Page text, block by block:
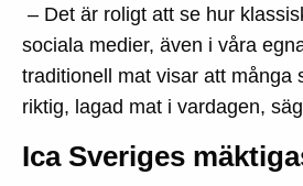
– Det är roligt att se hur
sociala medier, även i våra
traditionell mat visar att många
riktig, lagad mat i vardagen,
Ica Sveriges